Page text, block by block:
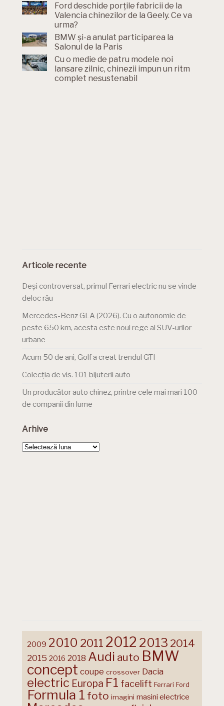
Ford deschide porțile fabricii de la
Valencia chinezilor de la Geely. Ce va
urma?
BMW și-a anulat participarea la
Salonul de la Paris
Cu o medie de patru modele noi
lansare zilnic, chinezii impun un ritm
complet nesustenabil
Articole recente
Deși controversat, primul Ferrari electric nu se vinde
deloc rău
Mercedes-Benz GLA (2026). Cu o autonomie de
peste 650 km, acesta este noul rege al SUV-urilor
urbane
Acum 50 de ani, Golf a creat trendul GTI
Colecția de vis. 101 bijuterii auto
Un producător auto chinez, printre cele mai mari 100
de companii din lume
Arhive
Arhive
2009 2010 2011 2012 2013 2014
2015 2016 2018 Audi auto BMW
concept coupe crossover Dacia
electric Europa F1 facelift Ferrari Ford
Formula 1 foto imagini masini electrice